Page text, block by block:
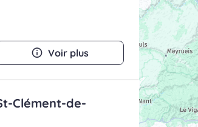
Voir plus
Clément-de-